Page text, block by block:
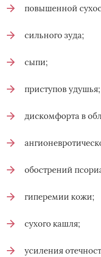
повышенной
сильного зуда;
сыпи;
приступов удушья;
дискомфорта в
обострений
гиперемии кожи;
сухого кашля;
усиления